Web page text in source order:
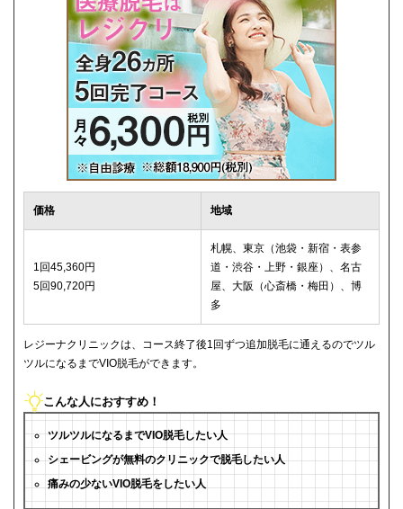
価格 地域
1回45,360円
5回90,720円
札幌、東京（池袋・新宿・表参
道・渋谷・上野・銀座）、名古
屋、大阪（心斎橋・梅田）、博
多
レジーナクリニックは、コース終了後1回ずつ追加脱毛に通えるのでツル
ツルになるまでVIO脱毛ができます。
こんな人におすすめ！
ツルツルになるまでVIO脱毛したい人
シェービングが無料のクリニックで脱毛したい人
痛みの少ないVIO脱毛をしたい人